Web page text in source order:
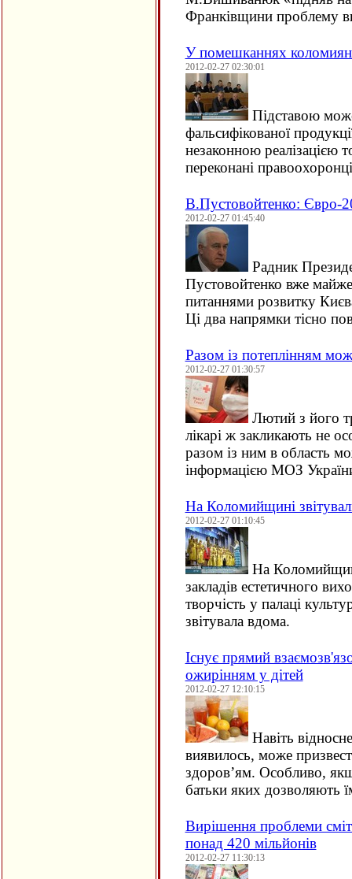
Франківщини проблему
У помешканнях
2012-02-27 02:30:01
Підставою
фальсифікованої
незаконною реалізацією
переконані
В.Пустовойтенко: Євро-
2012-02-27 01:45:40
Радник
Пустовойтенко вже
питаннями розвитку
Ці два напрямки тісно
Разом із потеплінням
2012-02-27 01:30:57
Лютий з його
лікарі ж закликають не
разом із ним в область
інформацією МОЗ
На Коломийщині
2012-02-27 01:10:45
На
закладів естетичного
творчість у палаці
звітувала вдома.
Існує прямий
ожирінням у дітей
2012-02-27 12:10:15
Навіть
виявилось, може
здоров’ям. Особливо,
батьки яких дозволяють
Вирішення проблеми
понад 420 мільйонів
2012-02-27 11:30:13